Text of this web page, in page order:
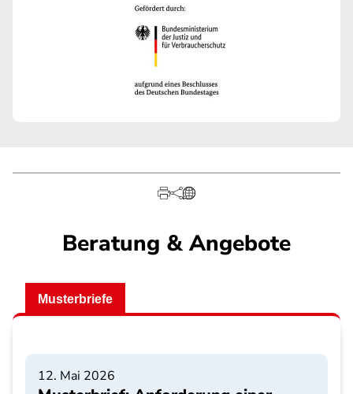
Beratung & Angebote
Musterbriefe
12. Mai 2026